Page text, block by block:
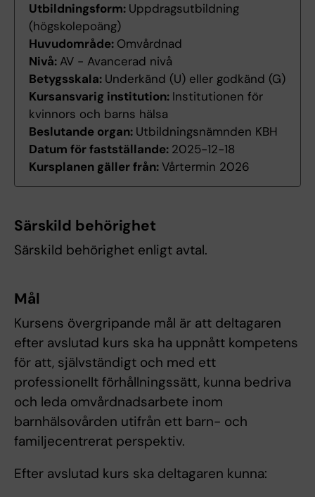
Utbildningsform: Uppdragsutbildning
(högskolepoäng)
Huvudområde: Omvårdnad
Nivå: AV - Avancerad nivå
Betygsskala: Underkänd (U) eller godkänd (G)
Kursansvarig institution: Institutionen för
kvinnors och barns hälsa
Beslutande organ: Utbildningsnämnden KBH
Datum för fastställande: 2025-12-18
Kursplanen gäller från:Vårtermin 2026
Särskild behörighet
Särskild behörighet enligt avtal.
Mål
Kursens övergripande mål är att deltagaren
efter avslutad kurs ska ha uppnått kompetens
för att, självständigt och med ett
professionellt förhållningssätt, kunna bedriva
och leda omvårdnadsarbete inom
barnhälsovården utifrån ett barn- och
familjecentrerat perspektiv.
Efter avslutad kurs ska deltagaren kunna: